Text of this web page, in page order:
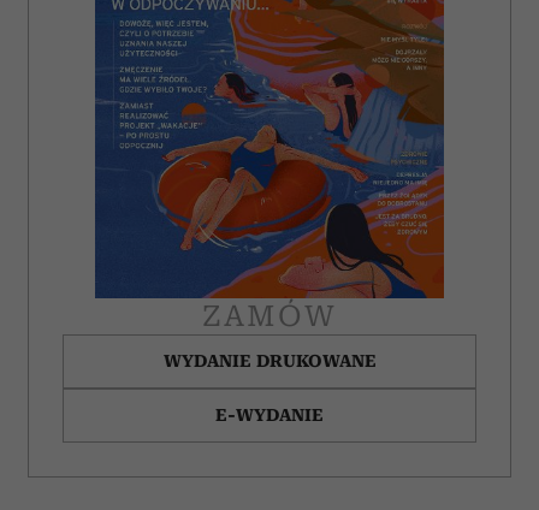
ZAMÓW
WYDANIE DRUKOWANE
E-WYDANIE